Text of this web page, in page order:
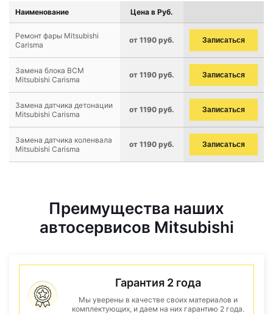
Наименование Цена в Руб.
Ремонт фары Mitsubishi
Carisma
от 1190 руб. Записаться
Замена блока BCM
Mitsubishi Carisma
от 1190 руб. Записаться
Замена датчика детонации
Mitsubishi Carisma
от 1190 руб. Записаться
Замена датчика коленвала
Mitsubishi Carisma
от 1190 руб. Записаться
Преимущества наших
автосервисов Mitsubishi
Гарантия 2 года
Мы уверены в качестве своих материалов и
комплектующих, и даем на них гарантию 2 года.